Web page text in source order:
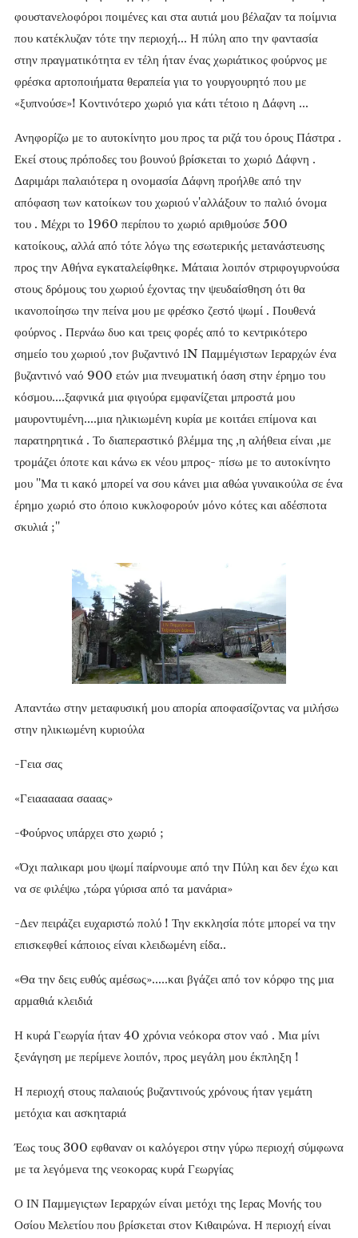
φουστανελοφόροι ποιμένες και στα αυτιά μου βέλαζαν τα ποίμνια
που κατέκλυζαν τότε την περιοχή... Η πύλη απο την φαντασία
στην πραγματικότητα εν τέλη ήταν ένας χωριάτικος φούρνος με
φρέσκα αρτοποιήματα θεραπεία για το γουργουρητό που με
«ξυπνούσε»! Κοντινότερο χωριό για κάτι τέτοιο η Δάφνη ...
Ανηφορίζω με το αυτοκίνητο μου προς τα ριζά του όρους Πάστρα .
Εκεί στους πρόποδες του βουνού βρίσκεται το χωριό Δάφνη .
Δαριμάρι παλαιότερα η ονομασία Δάφνη προήλθε από την
απόφαση των κατοίκων του χωριού ν'αλλάξουν το παλιό όνομα
του . Μέχρι το 1960 περίπου το χωριό αριθμούσε 500
κατοίκους, αλλά από τότε λόγω της εσωτερικής μετανάστευσης
προς την Αθήνα εγκαταλείφθηκε. Μάταια λοιπόν στριφογυρνούσα
στους δρόμους του χωριού έχοντας την ψευδαίσθηση ότι θα
ικανοποίησω την πείνα μου με φρέσκο ζεστό ψωμί . Πουθενά
φούρνος . Περνάω δυο και τρεις φορές από το κεντρικότερο
σημείο του χωριού ,τον βυζαντινό ΙN Παμμέγιστων Ιεραρχών ένα
βυζαντινό ναό 900 ετών μια πνευματική όαση στην έρημο του
κόσμου....ξαφνικά μια φιγούρα εμφανίζεται μπροστά μου
μαυροντυμένη....μια ηλικιωμένη κυρία με κοιτάει επίμονα και
παρατηρητικά . Το διαπεραστικό βλέμμα της ,η αλήθεια είναι ,με
τρομάζει όποτε και κάνω εκ νέου μπρος- πίσω με το αυτοκίνητο
μου ''Μα τι κακό μπορεί να σου κάνει μια αθώα γυναικούλα σε ένα
έρημο χωριό στο όποιο κυκλοφορούν μόνο κότες και αδέσποτα
σκυλιά ;''
Απαντάω στην μεταφυσική μου απορία αποφασίζοντας να μιλήσω
στην ηλικιωμένη κυριούλα
-Γεια σας
«Γειαααααα σααας»
-Φούρνος υπάρχει στο χωριό ;
«Όχι παλικαρι μου ψωμί παίρνουμε από την Πύλη και δεν έχω και
να σε φιλέψω ,τώρα γύρισα από τα μανάρια»
-Δεν πειράζει ευχαριστώ πολύ ! Την εκκλησία πότε μπορεί να την
επισκεφθεί κάποιος είναι κλειδωμένη είδα..
«Θα την δεις ευθύς αμέσως».....και βγάζει από τον κόρφο της μια
αρμαθιά κλειδιά
Η κυρά Γεωργία ήταν 40 χρόνια νεόκορα στον ναό . Μια μίνι
ξενάγηση με περίμενε λοιπόν, προς μεγάλη μου έκπληξη !
Η περιοχή στους παλαιούς βυζαντινούς χρόνους ήταν γεμάτη
μετόχια και ασκηταριά
Έως τους 300 εφθαναν οι καλόγεροι στην γύρω περιοχή σύμφωνα
με τα λεγόμενα της νεοκορας κυρά Γεωργίας
Ο ΙΝ Παμμεγιςτων Ιεραρχών είναι μετόχι της Ιερας Μονής του
Οσίου Μελετίου που βρίσκεται στον Κιθαιρώνα. Η περιοχή είναι